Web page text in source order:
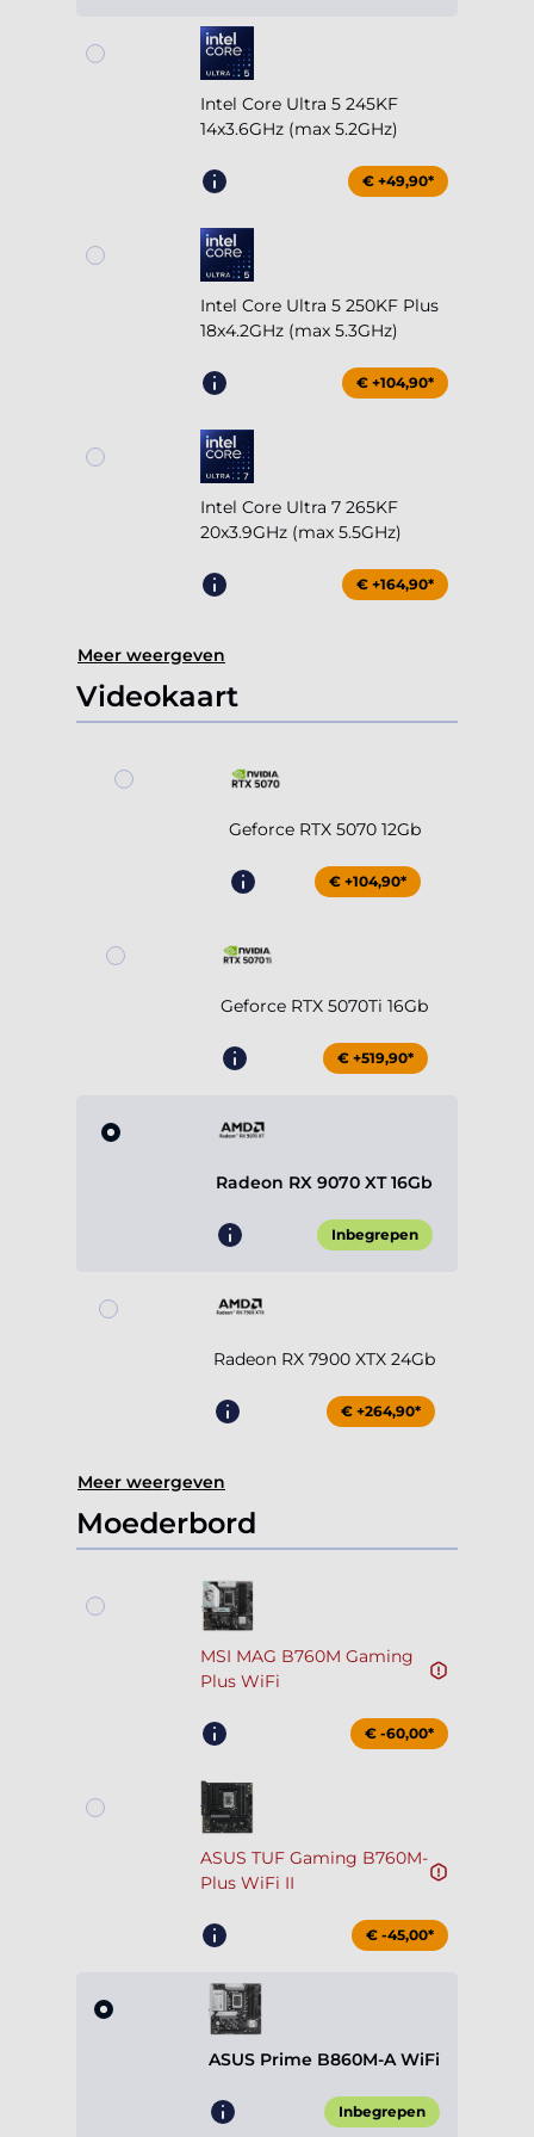
Intel Core Ultra 5 245KF
14x3.6GHz (max 5.2GHz)
€ +49,90*
Intel Core Ultra 5 250KF Plus
18x4.2GHz (max 5.3GHz)
€ +104,90*
Intel Core Ultra 7 265KF
20x3.9GHz (max 5.5GHz)
€ +164,90*
Meer weergeven
Videokaart
Geforce RTX 5070 12Gb
€ +104,90*
Geforce RTX 5070Ti 16Gb
€ +519,90*
Radeon RX 9070 XT 16Gb
Inbegrepen
Radeon RX 7900 XTX 24Gb
€ +264,90*
Meer weergeven
Moederbord
MSI MAG B760M Gaming
Plus WiFi
€ -60,00*
ASUS TUF Gaming B760M-
Plus WiFi II
€ -45,00*
ASUS Prime B860M-A WiFi
Inbegrepen